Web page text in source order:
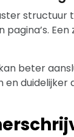
structuur
pagina’s.
beter